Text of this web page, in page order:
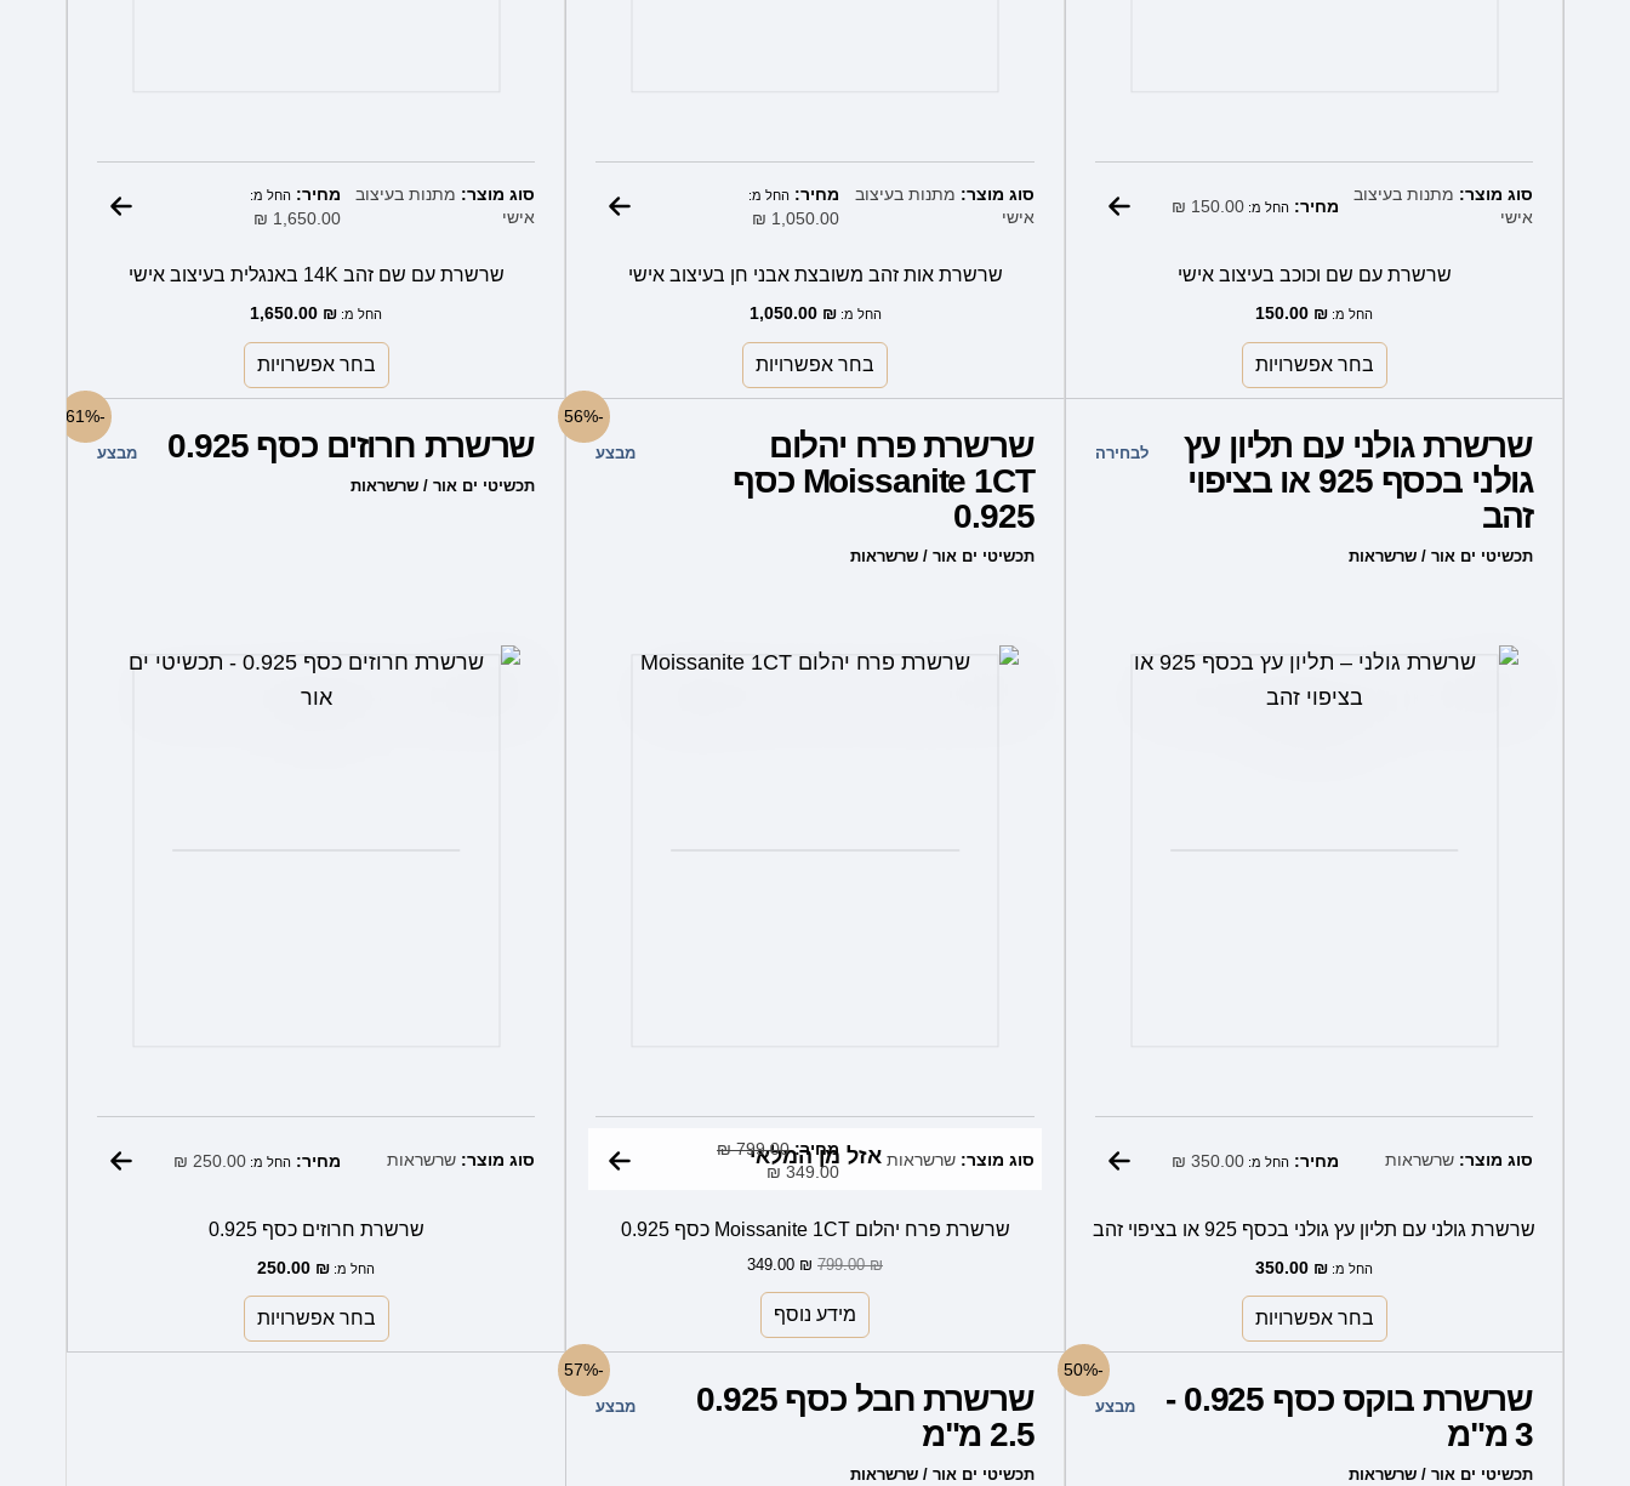
סוג מוצר: מתנות בעיצוב
אישי
מחיר:החל מ:150.00
₪
שרשרת עם שם וכוכב בעיצוב אישי
החל מ: 150.00 ₪
בחר אפשרויות
סוג מוצר: מתנות בעיצוב
אישי
מחיר: החל מ:
1,050.00
₪
שרשרת אות זהב משובצת אבני חן בעיצוב אישי
החל מ: 1,050.00 ₪
בחר אפשרויות
סוג מוצר: מתנות בעיצוב
אישי
מחיר:החל מ:
1,650.00
₪
שרשרת עם שם זהב 14K באנגלית בעיצוב אישי
החל מ: 1,650.00 ₪
בחר אפשרויות
שרשרת גולני עם תליון עץ
גולני בכסף 925 או בציפוי
זהב
תכשיטי ים אור / שרשראות
לבחירה
סוג מוצר: שרשראות מחיר:החל מ:350.00
₪
שרשרת גולני עם תליון עץ גולני בכסף 925 או בציפוי זהב
החל מ: 350.00 ₪
בחר אפשרויות
יש
את
-56%
שרשרת פרח יהלום
Moissanite 1CT כסף
0.925
תכשיטי ים אור / שרשראות
מבצע
אזל מן המלאי סוג מוצר:שרשראות
מחיר:799.00
₪המקורי
349.00
₪
הנוכחי
שרשרת פרח יהלום Moissanite 1CT כסף 0.925
799.00₪
המקורי
היה:
349.00 ₪
מידע נוסף
-61%
שרשרת חרוזים כסף 0.925
תכשיטי ים אור / שרשראות
מבצע
סוג מוצר: שרשראות מחיר:החל מ:250.00
₪
שרשרת חרוזים כסף 0.925
החל מ: 250.00 ₪
בחר אפשרויות
זה
את
-50%
שרשרת בוקס כסף 0.925 -
3 מ"מ
תכשיטי ים אור / שרשראות
מבצע
זה
-57%
שרשרת חבל כסף 0.925
2.5 מ"מ
תכשיטי ים אור / שרשראות
מבצע
זה